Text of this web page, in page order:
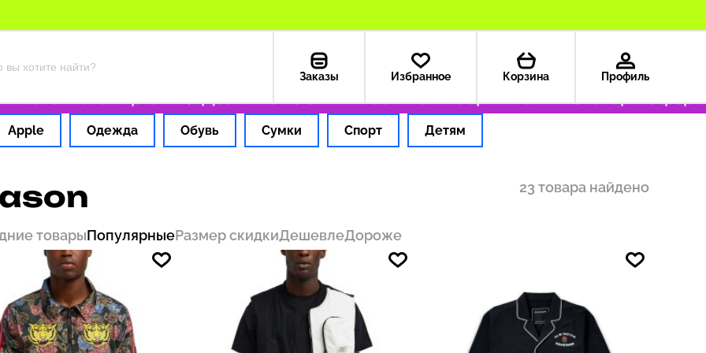
Заказы Избранное Корзина Профиль
Оплата картой РФ Доставка из США — 199 ₽ Только оригинальные товары Оформляем
Apple Одежда Обувь Сумки Спорт Детям
23 товара найдено
товарыПопулярныеРазмер скидкиДешевлеДороже